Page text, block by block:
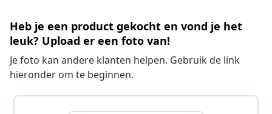
Heb je een product gekocht en vond je het
leuk? Upload er een foto van!
Je foto kan andere klanten helpen. Gebruik de link
hieronder om te beginnen.